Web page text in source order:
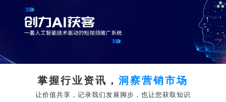
掌握行业资讯，洞察营销市场
让价值共享，记录我们发展脚步，也让您获取知识